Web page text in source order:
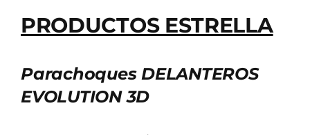
PRODUCTOS ESTRELLA
Parachoques DELANTEROS
EVOLUTION 3D